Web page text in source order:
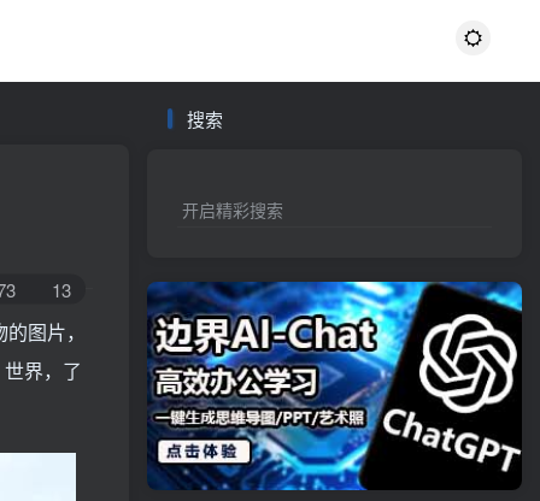
13
图片，
界，了
搜索
开启精彩搜索